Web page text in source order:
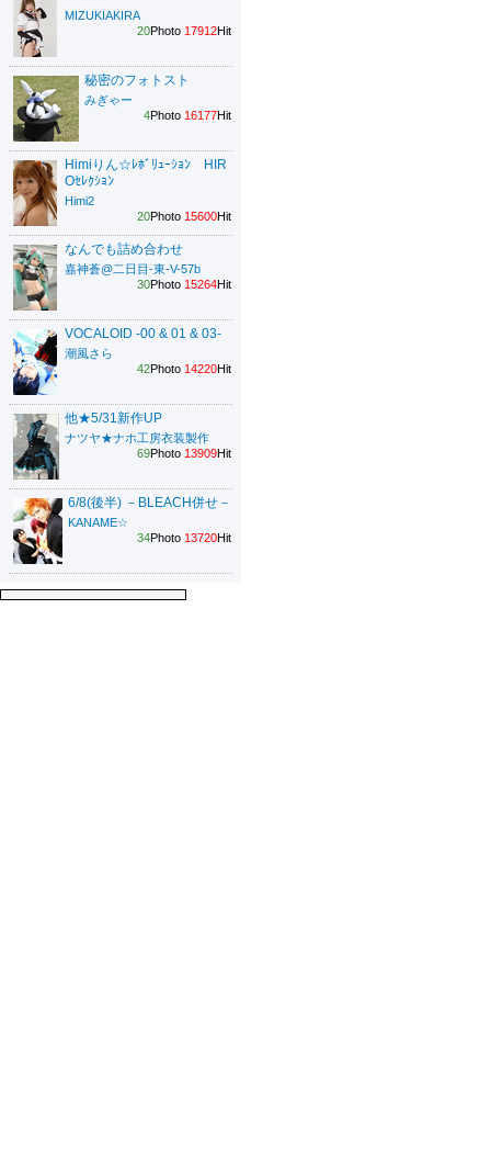
MIZUKIAKIRA
20Photo 17912Hit
秘密のフォトスト
みぎゃー
4Photo 16177Hit
Himiりん☆ﾚﾎﾞﾘｭｰｼｮﾝ HIR
Oｾﾚｸｼｮﾝ
Himi2
20Photo 15600Hit
なんでも詰め合わせ
嘉神蒼@二日目-東-V-57b
30Photo 15264Hit
VOCALOID -00 & 01 & 03-
潮風さら
42Photo 14220Hit
他★5/31新作UP
ナツヤ★ナホ工房衣装製作
69Photo 13909Hit
6/8(後半) －BLEACH併せ－
KANAME☆
34Photo 13720Hit